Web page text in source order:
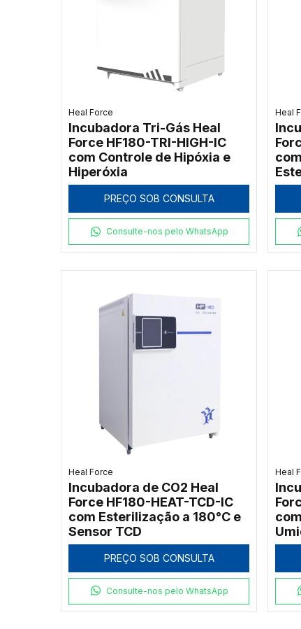
Heal Force
Incubadora Tri-Gás Heal
Force HF180-TRI-HIGH-IC
com Controle de Hipóxia e
Hiperóxia
PREÇO SOB CONSULTA
Consulte-nos pelo WhatsApp
Heal
Heal Force
Incubadora de CO2 Heal
Force HF180-HEAT-TCD-IC
com Esterilização a 180°C e
Sensor TCD
PREÇO SOB CONSULTA
Consulte-nos pelo WhatsApp
Heal